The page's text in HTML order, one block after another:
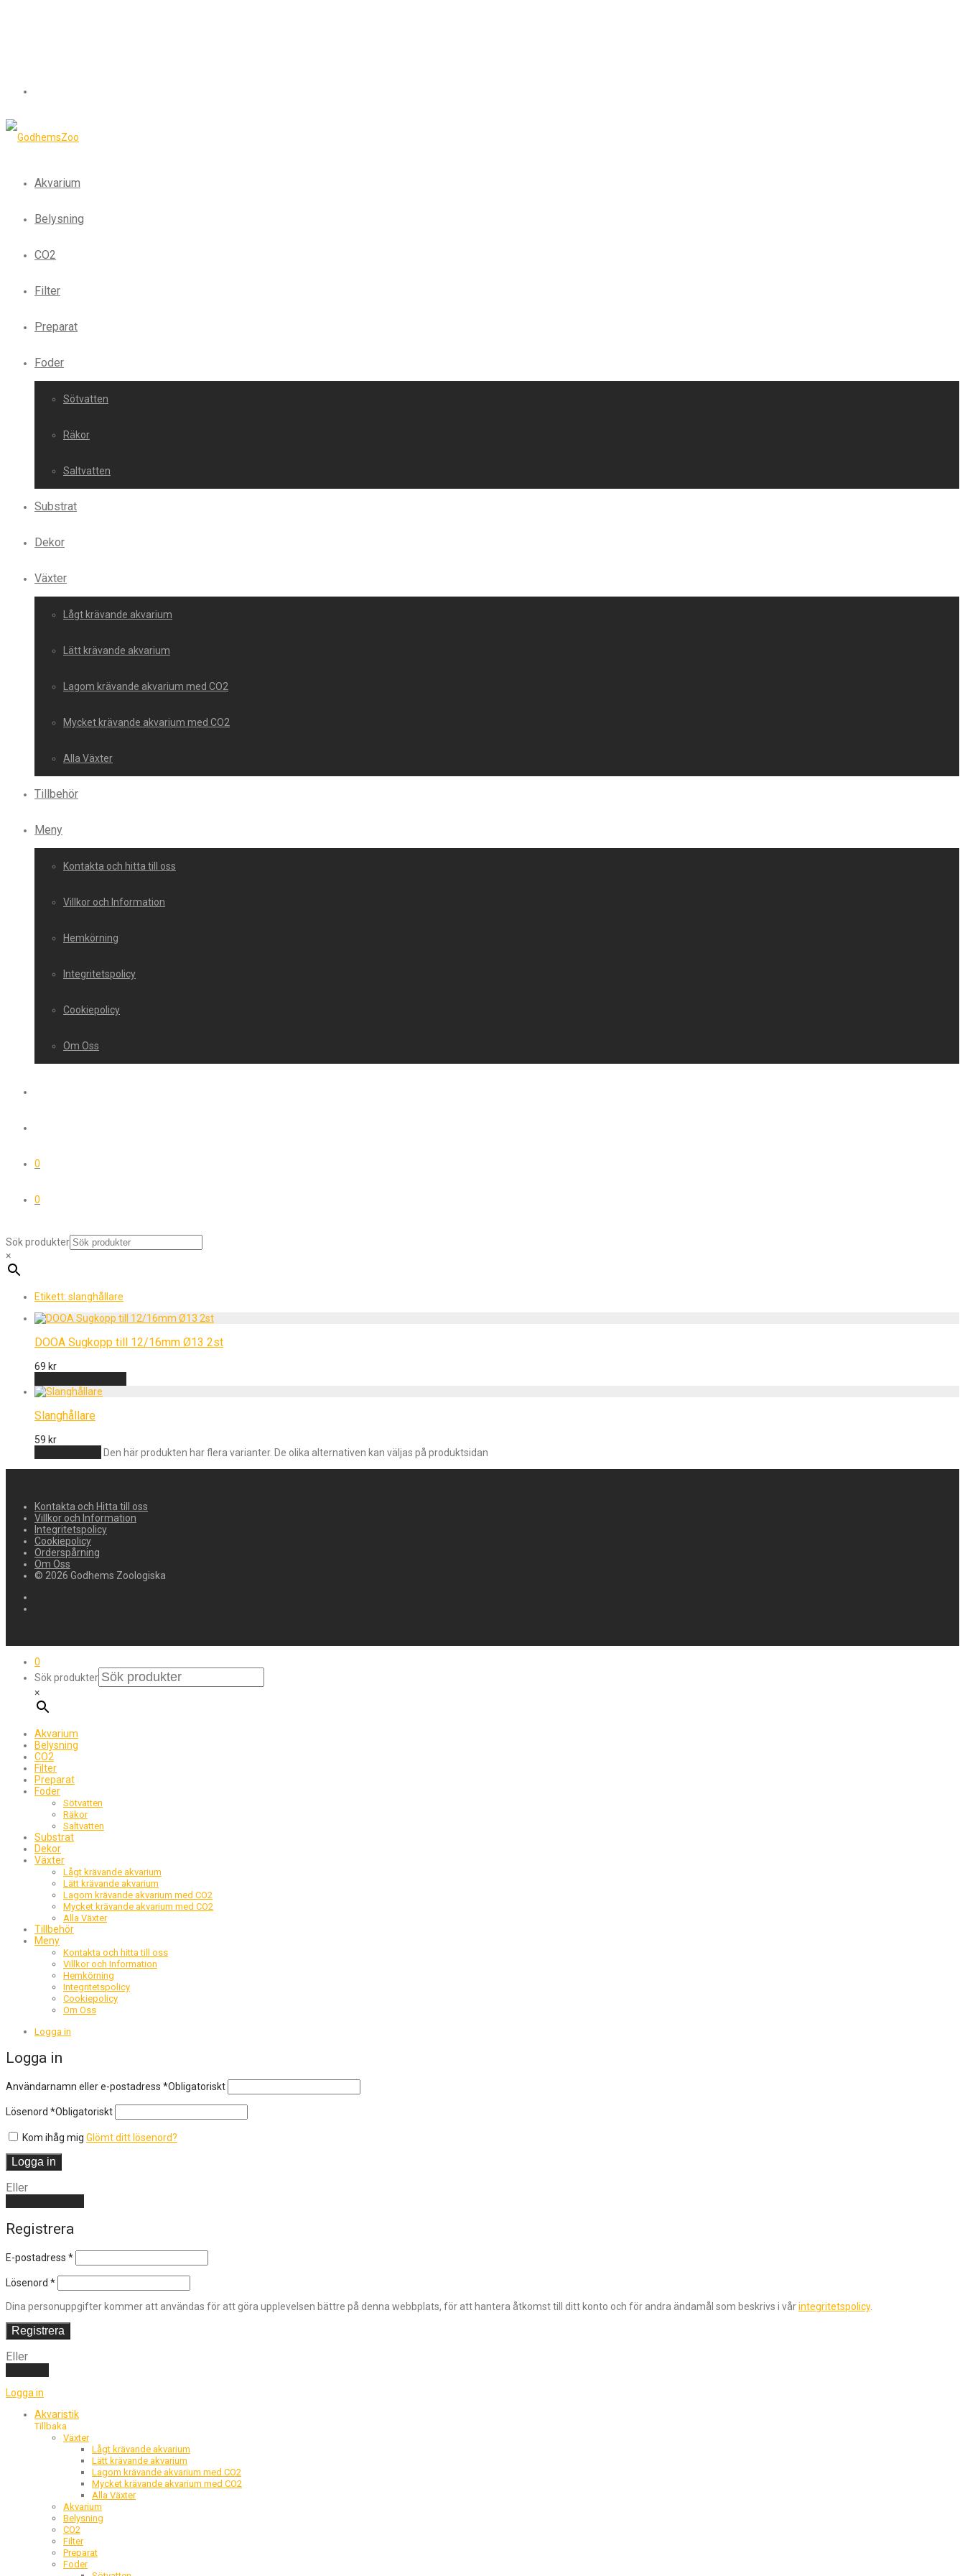
Akvarium
Belysning
CO2
Filter
Preparat
Foder
Sötvatten
Räkor
Saltvatten
Substrat
Dekor
Växter
Lågt krävande akvarium
Lätt krävande akvarium
Lagom krävande akvarium med CO2
Mycket krävande akvarium med CO2
Alla Växter
Tillbehör
Meny
Kontakta och hitta till oss
Villkor och Information
Hemkörning
Integritetspolicy
Cookiepolicy
Om Oss
0
0
Sök produkter
×
Etikett: slanghållare
DOOA Sugkopp till 12/16mm Ø13 2st
69 kr
Slanghållare
59 kr
Den här produkten har flera varianter. De olika alternativen kan väljas på produktsidan
Kontakta och Hitta till oss
Villkor och Information
Integritetspolicy
Cookiepolicy
Orderspårning
Om Oss
© 2026 Godhems Zoologiska
0
Sök produkter
×
Akvarium
Belysning
CO2
Filter
Preparat
Foder
Sötvatten
Räkor
Saltvatten
Substrat
Dekor
Växter
Lågt krävande akvarium
Lätt krävande akvarium
Lagom krävande akvarium med CO2
Mycket krävande akvarium med CO2
Alla Växter
Tillbehör
Meny
Kontakta och hitta till oss
Villkor och Information
Hemkörning
Integritetspolicy
Cookiepolicy
Om Oss
Logga in
Logga in
Användarnamn eller e-postadress *Obligatoriskt
Lösenord *Obligatoriskt
Kom ihåg mig Glömt ditt lösenord?
Logga in
Eller
Registrera
E-postadress *
Lösenord *
Dina personuppgifter kommer att användas för att göra upplevelsen bättre på denna webbplats, för att hantera åtkomst till ditt konto och för andra ändamål som beskrivs i vårintegritetspolicy.
Registrera
Eller
Logga in
Akvaristik
Tillbaka
Växter
Lågt krävande akvarium
Lätt krävande akvarium
Lagom krävande akvarium med CO2
Mycket krävande akvarium med CO2
Alla Växter
Akvarium
Belysning
CO2
Filter
Preparat
Foder